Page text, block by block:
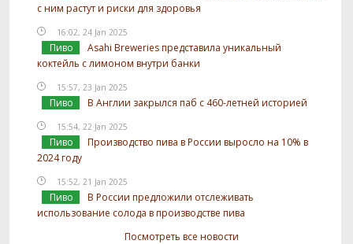
с ним растут и риски для здоровья
16:02, 24 Jan 2025
Пиво
Asahi Breweries представила уникальный
коктейль с лимоном внутри банки
15:57, 23 Jan 2025
Пиво В Англии закрылся паб с 460-летней историей
15:54, 22 Jan 2025
Пиво
Производство пива в России выросло на 10% в
2024 году
15:52, 21 Jan 2025
Пиво
В России предложили отслеживать
использование солода в производстве пива
Посмотреть все новости